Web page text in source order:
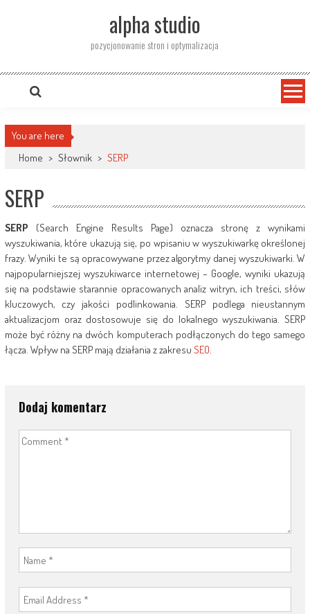
alpha studio
pozycjonowanie stron i optymalizacja
You are here
Home > Słownik > SERP
SERP
SERP (Search Engine Results Page) oznacza stronę z wynikami
wyszukiwania, które ukazują się, po wpisaniu w wyszukiwarkę określonej
frazy. Wyniki te są opracowywane przez algorytmy danej wyszukiwarki. W
najpopularniejszej wyszukiwarce internetowej – Google, wyniki ukazują
się na podstawie starannie opracowanych analiz witryn, ich treści, słów
kluczowych, czy jakości podlinkowania. SERP podlega nieustannym
aktualizacjom oraz dostosowuje się do lokalnego wyszukiwania. SERP
może być różny na dwóch komputerach podłączonych do tego samego
łącza. Wpływ na SERP mają działania z zakresu SEO.
Dodaj komentarz